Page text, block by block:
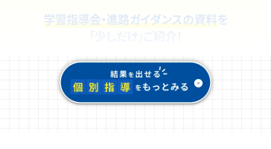
学習指導会・進路ガイダンスの資料を